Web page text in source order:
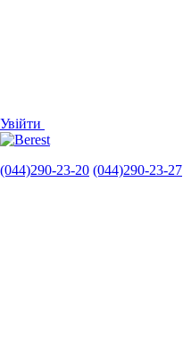
Увійти
(044)290-23-20 (044)290-23-27